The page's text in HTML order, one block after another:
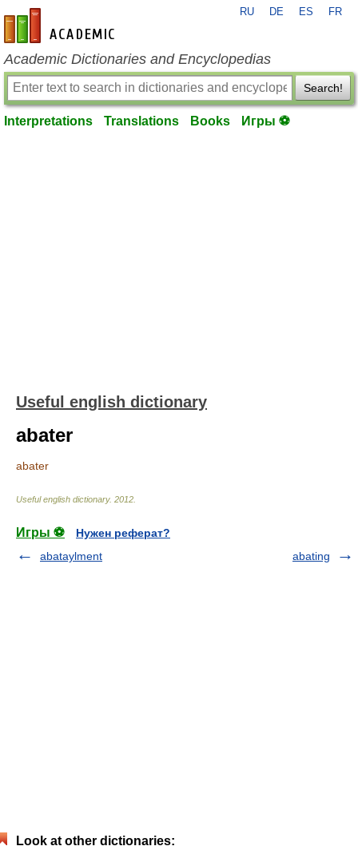
en-academic.com
RU DE ES FR
Academic Dictionaries and Encyclopedias
Search!
Interpretations Translations Books Игры ⚽
Useful english dictionary
abater
abater
Useful english dictionary. 2012
Игры ⚽
Нужен реферат?
abataylment
abating
Look at other dictionaries: